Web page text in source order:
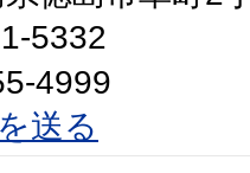
5332
4999
送る